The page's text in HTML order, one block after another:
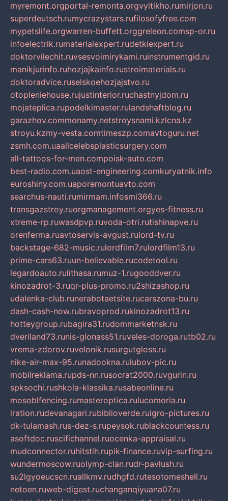
myremont.orgportal-remonta.orgvyitikho.rumirjon.ru
superdeutsch.rumycrazystars.rufilosofyfree.com
mypetslife.orgwarren-buffett.orggreleon.comsp-or.ru
infoelectrik.rumaterialexpert.rudetkiexpert.ru
doktorvilechit.ruvsesvoimirykami.ruinstrumentgid.ru
manikjurinfo.ruhozjajkainfo.rustroimaterials.ru
doktoradvice.ruselskoehozjajstvo.ru
otopleniehouse.rujustinterior.ruchastnyjdom.ru
mojateplica.rupodelkimaster.rulandshaftblog.ru
garazhov.commonamy.netstroysnami.kzlcna.kz
stroyu.kzmy-vesta.comtimeszp.comavtoguru.net
zsmh.com.uaallcelebsplasticsurgery.com
all-tattoos-for-men.compoisk-auto.com
best-radio.com.uaost-engineering.comkuryatnik.info
euroshiny.com.uaporemontuavto.com
searchus-nauti.rumirmam.infosmi366.ru
transgazstroy.ruorgmanagement.orgyes-fitness.ru
xtreme-rp.ruwasdpvp.ruvoda-otri.rutishinapve.ru
orenferma.ruavtoservis-avgust.rulord-tv.ru
backstage-682-music.rulordfilm7.rulordfilm13.ru
prime-cars63.ruun-believable.rucodetool.ru
legardoauto.rulithasa.rumuz-1.rugooddver.ru
kinozadrot-3.ruqr-plus-promo.ru2shizashop.ru
udalenka-club.runerabotaetsite.rucarszona-bu.ru
dash-cash-now.rubravoprod.rukinozadrot13.ru
hotteygroup.rubagira31.rudommarketnsk.ru
dveriland73.runis-glonass51.ruveles-doroga.rutb02.ru
vrema-zdorov.ruvelonik.rusurgutgloss.ru
nike-air-max-95.runadookna.rulubov-pic.ru
mobilreklama.rupds-nn.rusocrat2000.ruvgurin.ru
spksochi.rushkola-klassika.rusabeonline.ru
mosoblfencing.rumasteroptica.rulucomoria.ru
iration.rudevanagari.rubiblioverde.ruigro-pictures.ru
dk-tulamash.rus-dez-s.rupeysok.rublackcountess.ru
asoftdoc.ruscifichannel.ruocenka-appraisal.ru
mudconnector.ruhitstih.rupik-finance.ruvip-surfing.ru
wundermoscow.ruolymp-clan.rudr-pavlush.ru
su2lgyoeucscn.ruallkmv.rudhgfd.rutesotomeshell.ru
netoen.ruweb-digest.ruchanganqiyuana07.ru